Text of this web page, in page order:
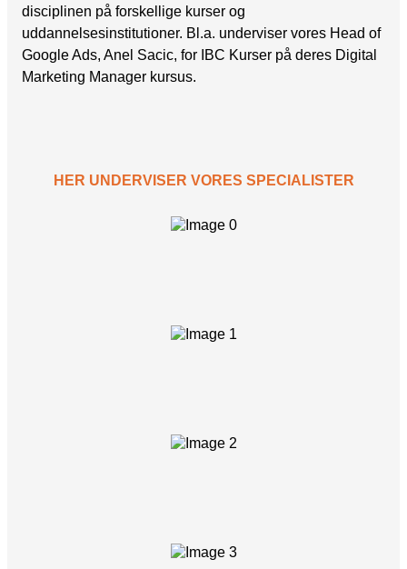
disciplinen på forskellige kurser og
uddannelsesinstitutioner. Bl.a. underviser vores Head of
Google Ads, Anel Sacic, for IBC Kurser på deres Digital
Marketing Manager kursus.
HER UNDERVISER VORES SPECIALISTER